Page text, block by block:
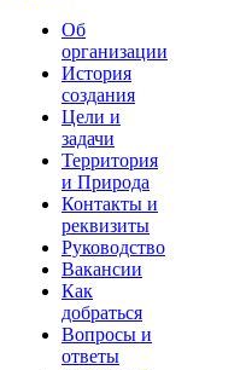
Об
организации
История
создания
Цели и
задачи
Территория
и Природа
Контакты и
реквизиты
Руководство
Вакансии
Как
добраться
Вопросы и
ответы